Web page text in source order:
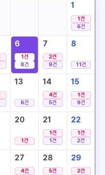
1
1건
6건
6
1건
8건
7
2건
9건
8
11건
13
6건
14
4건
5건
15
1건
9건
20
1건
21
1건
1건
22
1건
2건
27
4건
28
5건
29
2건